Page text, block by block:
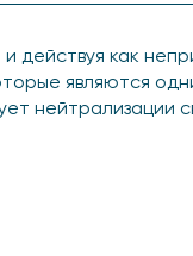
как
являются
нейтрализации